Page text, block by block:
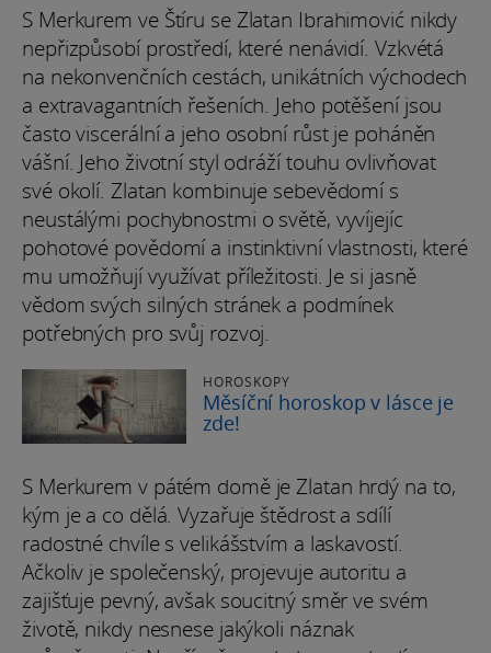
S Merkurem ve Štíru se Zlatan Ibrahimović nikdy
nepřizpůsobí prostředí, které nenávidí. Vzkvétá
na nekonvenčních cestách, unikátních východech
a extravagantních řešeních. Jeho potěšení jsou
často viscerální a jeho osobní růst je poháněn
vášní. Jeho životní styl odráží touhu ovlivňovat
své okolí. Zlatan kombinuje sebevědomí s
neustálými pochybnostmi o světě, vyvíjejíc
pohotové povědomí a instinktivní vlastnosti, které
mu umožňují využívat příležitosti. Je si jasně
vědom svých silných stránek a podmínek
potřebných pro svůj rozvoj.
HOROSKOPY
Měsíční horoskop v lásce je
zde!
S Merkurem v pátém domě je Zlatan hrdý na to,
kým je a co dělá. Vyzařuje štědrost a sdílí
radostné chvíle s velikášstvím a laskavostí.
Ačkoliv je společenský, projevuje autoritu a
zajišťuje pevný, avšak soucitný směr ve svém
životě, nikdy nesnese jakýkoli náznak